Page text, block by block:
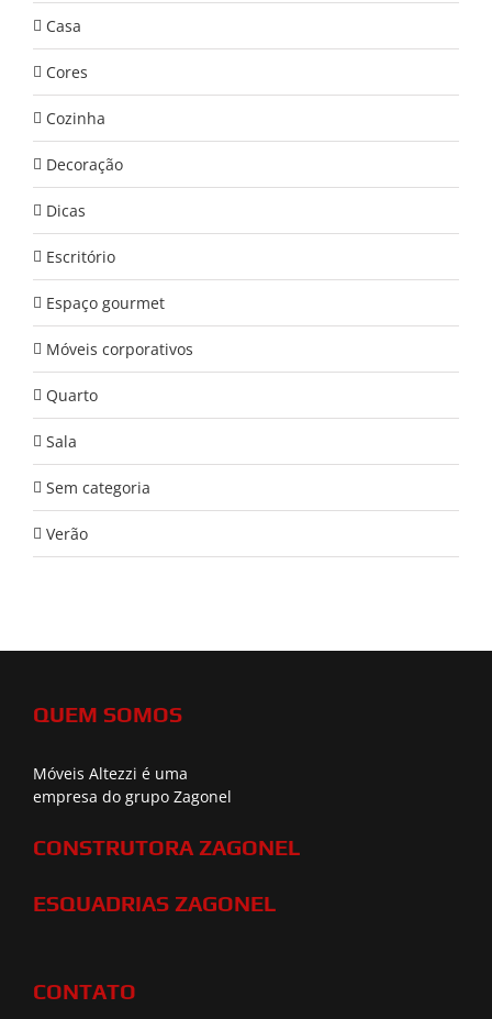
Casa
Cores
Cozinha
Decoração
Dicas
Escritório
Espaço gourmet
Móveis corporativos
Quarto
Sala
Sem categoria
Verão
QUEM SOMOS
Móveis Altezzi é uma
empresa do grupo Zagonel
CONSTRUTORA ZAGONEL
ESQUADRIAS ZAGONEL
CONTATO